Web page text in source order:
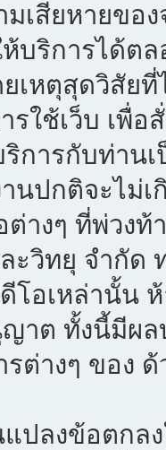
เสียหายขอ
บริการได้ตล
เหตุสุดวิสัย
ใช้เว็บ เพื่อ
การกับท่าน
นปกติจะไม่
ต่างๆ ที่พ่วง
ะวิทยุ จำกัด
โอเหล่านั้น
าต ทั้งนี้มีผล
ต่างๆ ของ ด้
ปลงข้อตกล